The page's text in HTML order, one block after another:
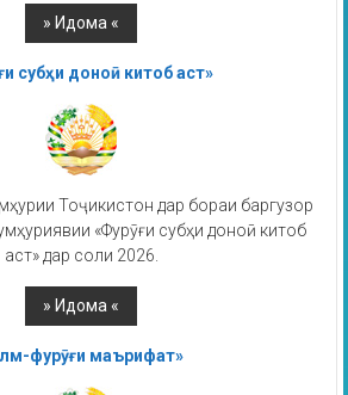
субҳи доноӣ китоб аст»
Тоҷикистон дар бораи баргузор
«Фурӯғи субҳи доноӣ китоб
аст» дар соли 2026.
фурӯғи маърифат»